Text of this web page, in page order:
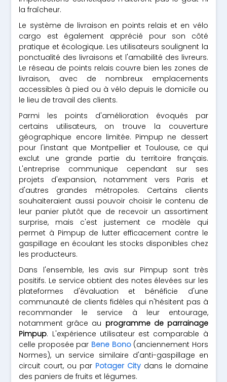
la fraîcheur.
Le système de livraison en points relais et en vélo
cargo est également apprécié pour son côté
pratique et écologique. Les utilisateurs soulignent la
ponctualité des livraisons et l'amabilité des livreurs.
Le réseau de points relais couvre bien les zones de
livraison, avec de nombreux emplacements
accessibles à pied ou à vélo depuis le domicile ou
le lieu de travail des clients.
Parmi les points d'amélioration évoqués par
certains utilisateurs, on trouve la couverture
géographique encore limitée. Pimpup ne dessert
pour l'instant que Montpellier et Toulouse, ce qui
exclut une grande partie du territoire français.
L'entreprise communique cependant sur ses
projets d'expansion, notamment vers Paris et
d'autres grandes métropoles. Certains clients
souhaiteraient aussi pouvoir choisir le contenu de
leur panier plutôt que de recevoir un assortiment
surprise, mais c'est justement ce modèle qui
permet à Pimpup de lutter efficacement contre le
gaspillage en écoulant les stocks disponibles chez
les producteurs.
Dans l'ensemble, les avis sur Pimpup sont très
positifs. Le service obtient des notes élevées sur les
plateformes d'évaluation et bénéficie d'une
communauté de clients fidèles qui n'hésitent pas à
recommander le service à leur entourage,
notamment grâce au programme de parrainage
Pimpup. L'expérience utilisateur est comparable à
celle proposée par Bene Bono(anciennement Hors
Normes), un service similaire d'anti-gaspillage en
circuit court, ou par Potager Citydans le domaine
des paniers de fruits et légumes.